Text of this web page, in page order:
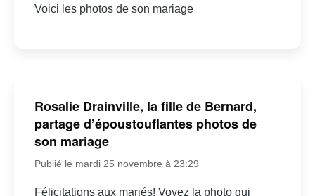
Voici les photos de son mariage
Rosalie Drainville, la fille de Bernard,
partage d’époustouflantes photos de
son mariage
Publié le mardi 25 novembre à 23:29
Félicitations aux mariés! Voyez la photo qui